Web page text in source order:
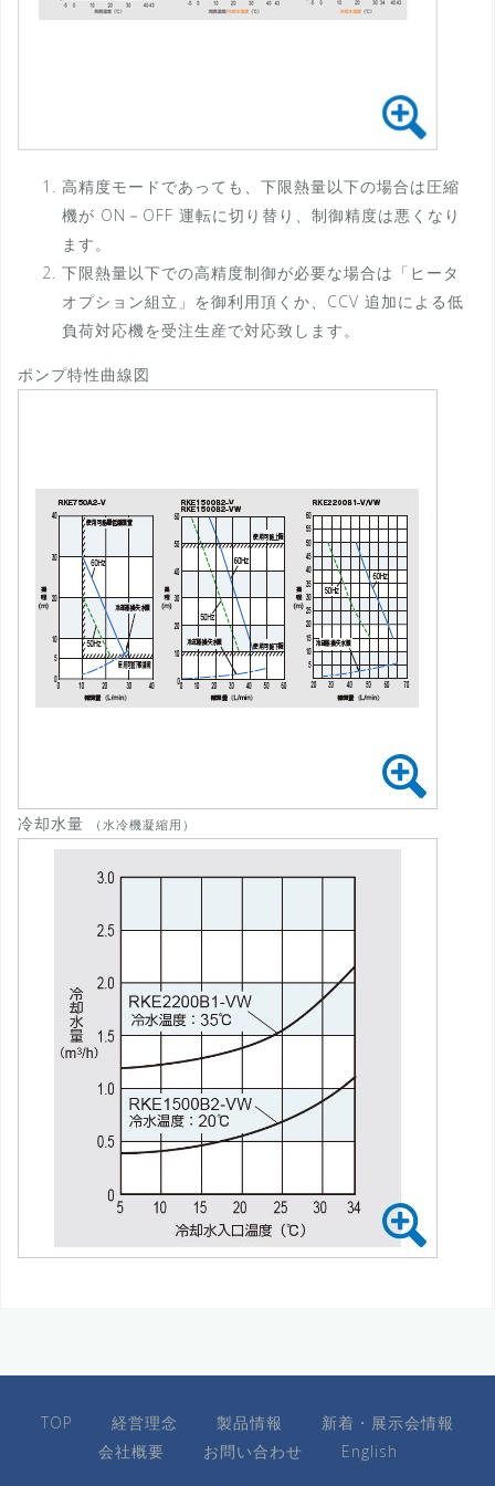
高精度モードであっても、下限熱量以下の場合は圧縮
機が ON－OFF 運転に切り替り、制御精度は悪くなり
ます。
下限熱量以下での高精度制御が必要な場合は「ヒータ
オプション組立」を御利用頂くか、CCV 追加による低
負荷対応機を受注生産で対応致します。
ポンプ特性曲線図
冷却水量 （水冷機凝縮用）
TOP 経営理念 製品情報
新着・展示会情報
会社概要
お問い合わせ English